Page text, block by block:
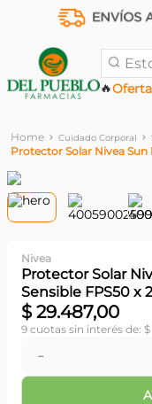
Estoy
🔥
Cuidado Corporal
Protector Solar Nivea Sun
Nivea
Protector Solar
Sensible FPS50 x
$ 29.487,00
9 cuotas sin interés de: $
－